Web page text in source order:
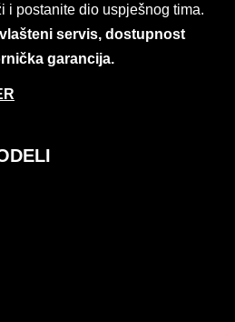
i postanite dio uspješnog tima.
servis, dostupnost
garancija.